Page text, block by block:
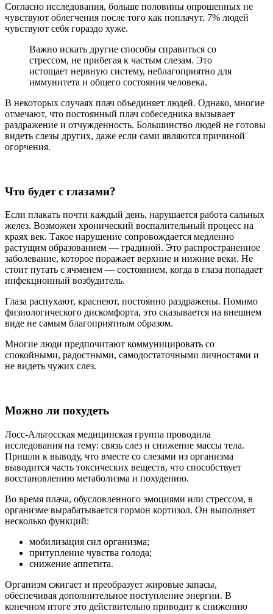
Согласно исследования, больше половины опрошенных не
чувствуют облегчения после того как поплачут. 7% людей
чувствуют себя гораздо хуже.
Важно искать другие способы справиться со
стрессом, не прибегая к частым слезам. Это
истощает нервную систему, неблагоприятно для
иммунитета и общего состояния человека.
В некоторых случаях плач объединяет людей. Однако, многие
отмечают, что постоянный плач собеседника вызывает
раздражение и отчужденность. Большинство людей не готовы
видеть слезы других, даже если сами являются причиной
огорчения.
Что будет с глазами?
Если плакать почти каждый день, нарушается работа сальных
желез. Возможен хронический воспалительный процесс на
краях век. Такое нарушение сопровождается медленно
растущим образованием — градиной. Это распространенное
заболевание, которое поражает верхние и нижние веки. Не
стоит путать с ячменем — состоянием, когда в глаза попадает
инфекционный возбудитель.
Глаза распухают, краснеют, постоянно раздражены. Помимо
физиологического дискомфорта, это сказывается на внешнем
виде не самым благоприятным образом.
Многие люди предпочитают коммуницировать со
спокойными, радостными, самодостаточными личностями и
не видеть чужих слез.
Можно ли похудеть
Лосс-Альтосская медицинская группа проводила
исследования на тему: связь слез и снижение массы тела.
Пришли к выводу, что вместе со слезами из организма
выводится часть токсических веществ, что способствует
восстановлению метаболизма и похудению.
Во время плача, обусловленного эмоциями или стрессом, в
организме вырабатывается гормон кортизол. Он выполняет
несколько функций:
мобилизация сил организма;
притупление чувства голода;
снижение аппетита.
Организм сжигает и преобразует жировые запасы,
обеспечивая дополнительное поступление энергии. В
конечном итоге это действительно приводит к снижению